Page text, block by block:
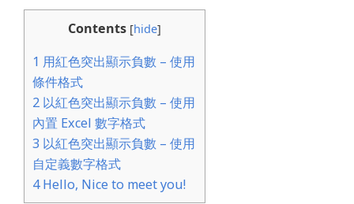
Contents [hide]
1 用紅色突出顯示負數 – 使用
條件格式
2 以紅色突出顯示負數 – 使用
內置 Excel 數字格式
3 以紅色突出顯示負數 – 使用
自定義數字格式
4Hello, Nice to meet you!